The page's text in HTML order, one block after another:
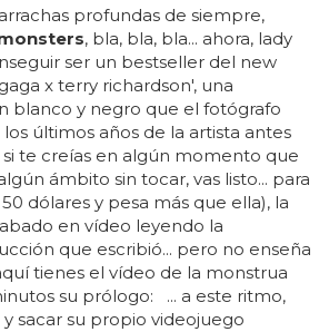
profundas de siempre,
, bla, bla, bla... ahora, lady
ser un bestseller del new
x terry richardson', una
blanco y negro que el fotógrafo
últimos años de la artista antes
te creías en algún momento que
ámbito sin tocar, vas listo... para
dólares y pesa más que ella), la
en vídeo leyendo la
que escribió... pero no enseña
tienes el vídeo de la monstrua
su prólogo: ... a este ritmo,
sacar su propio videojuego